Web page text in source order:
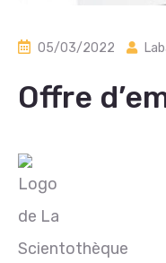
05/03/2022
Offre